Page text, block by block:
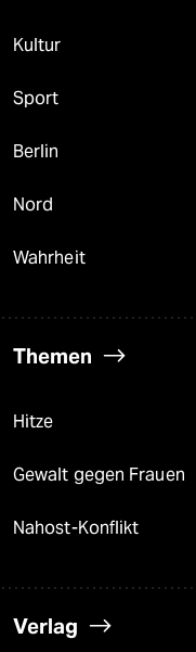
Kultur
Sport
Berlin
Nord
Wahrheit
Themen
Hitze
Gewalt gegen Frauen
Nahost-Konflikt
Verlag